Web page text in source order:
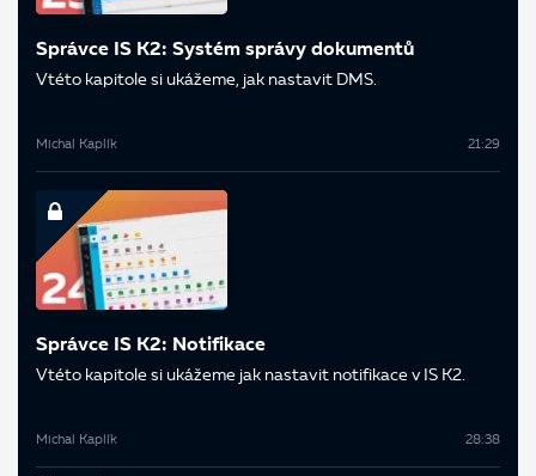
Správce IS K2: Systém správy dokumentů
V této kapitole si ukážeme, jak nastavit DMS.
Michal Kaplík 21:29
Správce IS K2: Notifikace
V této kapitole si ukážeme jak nastavit notifikace v IS K2.
Michal Kaplík 28:38